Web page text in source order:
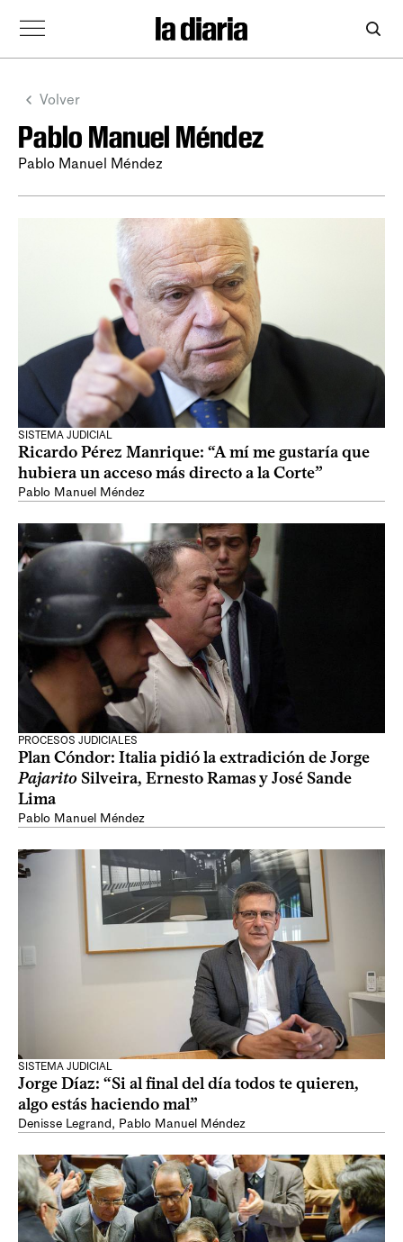
Volver
Pablo Manuel Méndez
Pablo Manuel Méndez
SISTEMA JUDICIAL
Ricardo Pérez Manrique: “A mí me gustaría que
hubiera un acceso más directo a la Corte”
Pablo Manuel Méndez
PROCESOS JUDICIALES
Plan Cóndor: Italia pidió la extradición de Jorge
PajaritoSilveira, Ernesto Ramas y José Sande
Lima
Pablo Manuel Méndez
SISTEMA JUDICIAL
Jorge Díaz: “Si al final del día todos te quieren,
algo estás haciendo mal”
Denisse Legrand, Pablo Manuel Méndez